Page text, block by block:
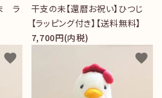
ラ
干支の未【還暦お祝い】ひつじ
【ラッピング付き】【送料無料】
7,700円(内税)
favorite favorite